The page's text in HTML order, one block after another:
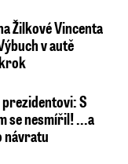
Žilkové Vincenta
v autě
S
se nesmířil! ...a
návratu